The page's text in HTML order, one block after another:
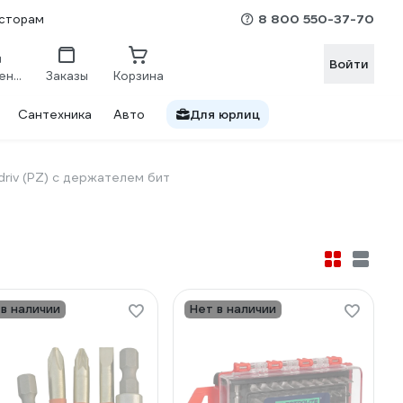
8 800 550-37-70
Сравнение Заказы Корзина
Войти
Сантехника Авто Для юрлиц
(PZ) с держателем бит
наличии Нет в наличии